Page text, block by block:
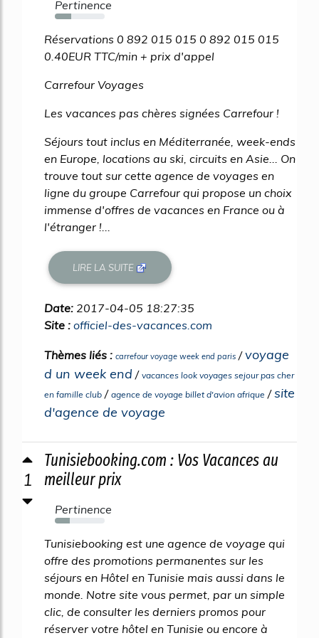
Pertinence
33%
Réservations 0 892 015 015 0 892 015 015
0.40EUR TTC/min + prix d'appel
Carrefour Voyages
Les vacances pas chères signées Carrefour !
Séjours tout inclus en Méditerranée, week-ends
en Europe, locations au ski, circuits en Asie... On
trouve tout sur cette agence de voyages en
ligne du groupe Carrefour qui propose un choix
immense d'offres de vacances en France ou à
l'étranger !...
LIRE LA SUITE
Date: 2017-04-05 18:27:35
Site : officiel-des-vacances.com
Thèmes liés : carrefour voyage week end paris /voyage
d un week end / vacances look voyages sejour pas cher
en famille club / agence de voyage billet d'avion afrique /site
d'agence de voyage
1
Tunisiebooking.com : Vos Vacances au
meilleur prix
Pertinence
30%
Tunisiebooking est une agence de voyage qui
offre des promotions permanentes sur les
séjours en Hôtel en Tunisie mais aussi dans le
monde. Notre site vous permet, par un simple
clic, de consulter les derniers promos pour
réserver votre hôtel en Tunisie ou encore à